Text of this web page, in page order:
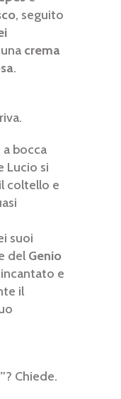
, seguito
crema
.
a bocca
Lucio si
coltello e
suoi
del Genio
e
il
? Chiede.